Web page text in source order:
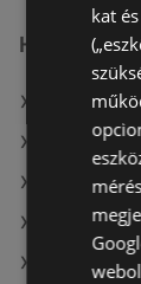
Hasonló
A(z)
A(z)
A(z)
A(z)
A(z) Aldi
kat